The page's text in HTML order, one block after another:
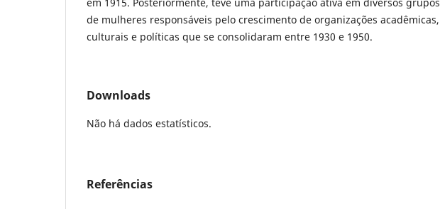
de mulheres responsáveis pelo crescimento de organizações acadêmicas,
culturais e políticas que se consolidaram entre 1930 e 1950.
Downloads
Não há dados estatísticos.
Referências